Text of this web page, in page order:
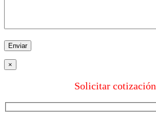
×
Solicitar cotización